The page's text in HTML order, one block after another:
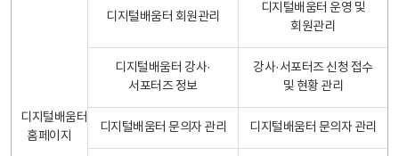
디지털배움터
홈페이지
디지털배움터 회원관리
디지털배움터 운영 및
회원관리
디지털배움터 강사·
서포터즈 정보
강사·서포터즈 신청 접수
및 현황 관리
디지털배움터 문의자 관리 디지털배움터 문의자 관리